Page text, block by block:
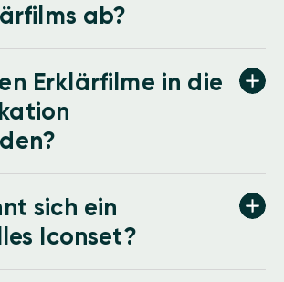
ab?
Erklärfilme in die
sich ein
Iconset?